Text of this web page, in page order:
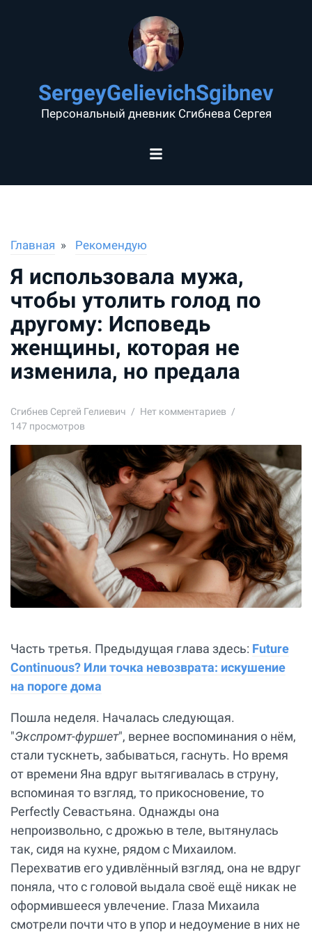
SergeyGelievichSgibnev
Персональный дневник Сгибнева Сергея
Главная Рекомендую
Я использовала мужа,
чтобы утолить голод по
другому: Исповедь
женщины, которая не
изменила, но предала
Сгибнев Сергей Гелиевич
Нет комментариев
147 просмотров
Часть третья. Предыдущая глава здесь: Future
Continuous? Или точка невозврата: искушение
на пороге дома
Пошла неделя. Началась следующая.
"Экспромт-фуршет", вернее воспоминания о нём,
стали тускнеть, забываться, гаснуть. Но время
от времени Яна вдруг вытягивалась в струну,
вспоминая то взгляд, то прикосновение, то
Perfectly Севастьяна. Однажды она
непроизвольно, с дрожью в теле, вытянулась
так, сидя на кухне, рядом с Михаилом.
Перехватив его удивлённый взгляд, она не вдруг
поняла, что с головой выдала своё ещё никак не
оформившееся увлечение. Глаза Михаила
смотрели почти что в упор и недоумение в них не